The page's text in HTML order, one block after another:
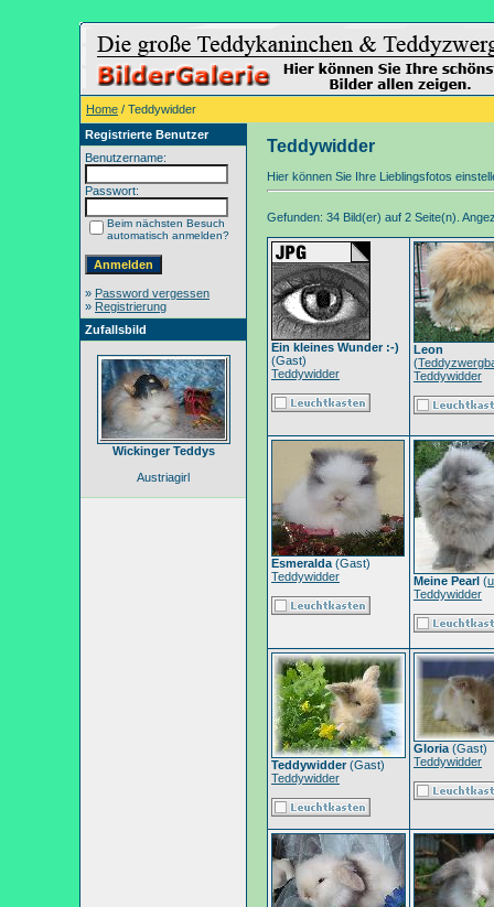
Home / Teddywidder
Registrierte Benutzer
Benutzername:
Passwort:
Beim nächsten Besuch
automatisch anmelden?
» Password vergessen
» Registrierung
Zufallsbild
Wickinger Teddys
Austriagirl
Teddywidder
Hier können Sie Ihre Lieblingsfotos
Gefunden: 34 Bild(er) auf 2 Seite(n).
Ein kleines Wunder :-)
(Gast)
Teddywidder
Leon
(
Teddywidder
Esmeralda (Gast)
Teddywidder
Meine Pearl (
Teddywidder
Teddywidder(Gast)
Teddywidder
Gloria (Gast)
Teddywidder